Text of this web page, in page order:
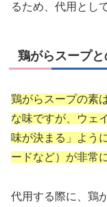
るため、代用とし
鶏がらスープと
鶏がらスープの素
な味ですが、ウェ
味が決まる」よう
ードなど）が非常
代用する際に、鶏